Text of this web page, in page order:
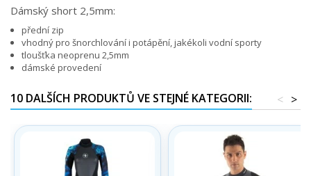
Dámský short 2,5mm:
přední zip
vhodný pro šnorchlování i potápění, jakékoli vodní sporty
tloušťka neoprenu 2,5mm
dámské provedení
10 DALŠÍCH PRODUKTŮ VE STEJNÉ KATEGORII: >
<